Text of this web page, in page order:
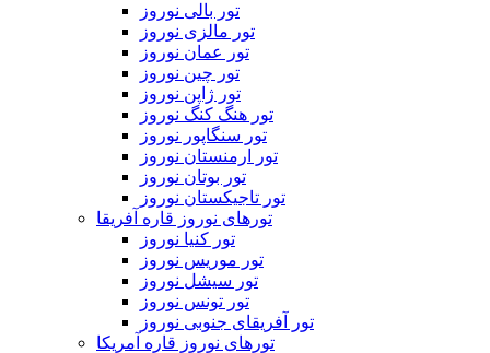
تور بالی نوروز
تور مالزی نوروز
تور عمان نوروز
تور چین نوروز
تور ژاپن نوروز
تور هنگ کنگ نوروز
تور سنگاپور نوروز
تور ارمنستان نوروز
تور بوتان نوروز
تور تاجیکستان نوروز
تورهای نوروز قاره آفریقا
تور کنیا نوروز
تور موریس نوروز
تور سیشل نوروز
تور تونس نوروز
تور آفریقای جنوبی نوروز
تورهای نوروز قاره آمریکا